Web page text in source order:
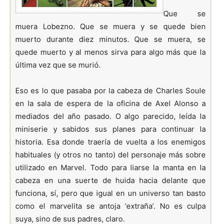
Que se
muera Lobezno. Que se muera y se quede bien
muerto durante diez minutos. Que se muera, se
quede muerto y al menos sirva para algo más que la
última vez que se murió.
Eso es lo que pasaba por la cabeza de Charles Soule
en la sala de espera de la oficina de Axel Alonso a
mediados del año pasado. O algo parecido, leída la
miniserie y sabidos sus planes para continuar la
historia. Esa donde traería de vuelta a los enemigos
habituales (y otros no tanto) del personaje más sobre
utilizado en Marvel. Todo para liarse la manta en la
cabeza en una suerte de huida hacia delante que
funciona, sí, pero que igual en un universo tan basto
como el marvelita se antoja ‘extraña’. No es culpa
suya, sino de sus padres, claro.